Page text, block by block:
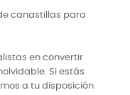
canastillas para
en convertir
Si estás
a tu disposición